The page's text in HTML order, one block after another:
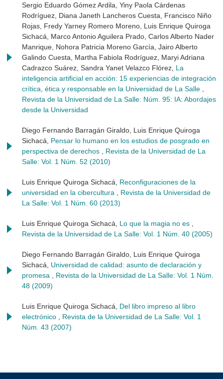
Sergio Eduardo Gómez Ardila, Yiny Paola Cárdenas
Rodríguez, Diana Janeth Lancheros Cuesta, Francisco Niño
Rojas, Fredy Yarney Romero Moreno, Luis Enrique Quiroga
Sichacá, Marco Antonio Aguilera Prado, Carlos Alberto Nader
Manrique, Nohora Patricia Moreno García, Jairo Alberto
Galindo Cuesta, Martha Fabiola Rodríguez, Maryi Adriana
Cadrazco Suárez, Sandra Yanet Velazco Flórez, La
inteligencia artificial en acción: 15 experiencias de integración
crítica, ética y responsable en la Universidad de La Salle
Revista de la Universidad de La Salle: Núm. 95: IA: Abordajes
desde la Universidad
Diego Fernando Barragán Giraldo, Luis Enrique Quiroga
Sichacá, Pensar lo humano en los estudios de posgrado en
perspectiva de derechos
Revista de la Universidad de La
Salle: Vol. 1 Núm. 52 (2010)
Luis Enrique Quiroga Sichacá, Reconfiguraciones de la
universidad en la cibercultura
Revista de la Universidad de
La Salle: Vol. 1 Núm. 60 (2013)
Luis Enrique Quiroga Sichacá, Lo que la magia no es
Revista de la Universidad de La Salle: Vol. 1 Núm. 40 (2005)
Diego Fernando Barragán Giraldo, Luis Enrique Quiroga
Sichacá, Universidad de calidad: asunto de declaración y
promesa
Revista de la Universidad de La Salle: Vol. 1 Núm.
48 (2009)
Luis Enrique Quiroga Sichacá, Del libro impreso al libro
electrónico
Revista de la Universidad de La Salle: Vol. 1
Núm. 43 (2007)